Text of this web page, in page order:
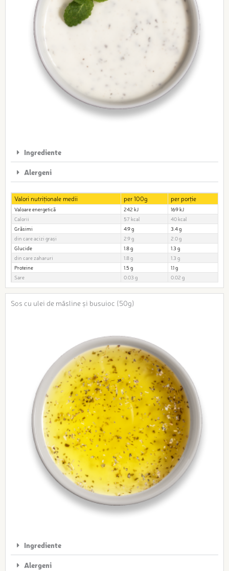
Ingrediente
Alergeni
Valori nutriționale medii per 100g per porție
Valoare energetică 242 kJ
169 kJ
Calorii
57 kcal
40 kcal
Grăsimi
4.9 g
3.4 g
din care acizi grași
2.9 g
2.0 g
Glucide
1.8 g
1.3 g
din care zaharuri
1.8 g
1.3 g
Proteine
1.5 g
1.1 g
Sare
0.03 g 0.02 g
Sos cu ulei de măsline și busuioc (50g)
Ingrediente
Alergeni